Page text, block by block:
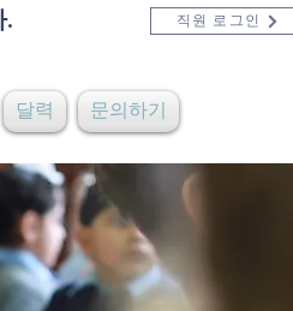
. 직원 로그인
달력 문의하기